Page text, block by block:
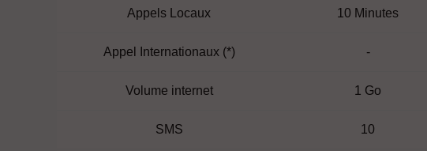
Appels Locaux 10 Minutes
Appel Internationaux (*) -
Volume internet 1 Go
SMS 10